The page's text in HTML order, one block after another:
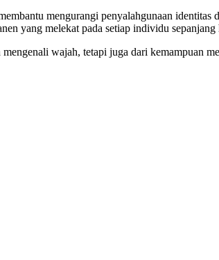
mengurangi penyalahgunaan
yang melekat pada setiap individu sepanjang
wajah, tetapi juga dari kemampuan